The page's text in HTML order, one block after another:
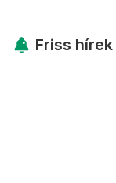
Friss hírek